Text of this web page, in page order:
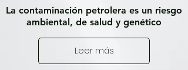
La contaminación petrolera es un riesgo
ambiental, de salud y genético
Leer más